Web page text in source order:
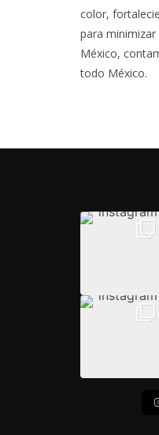
color,
para minimizar
México,
todo México.